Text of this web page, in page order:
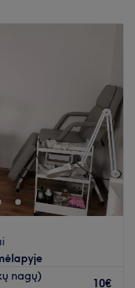
–18:00
metais – iš meilės
individualumui. Nuo
klientas,
ypatingas,
atliekame su
ir meile savo darbui,
Jūs patikimose
asmeninį dėmesį,
poreikius ir kartu
nagų)
10€